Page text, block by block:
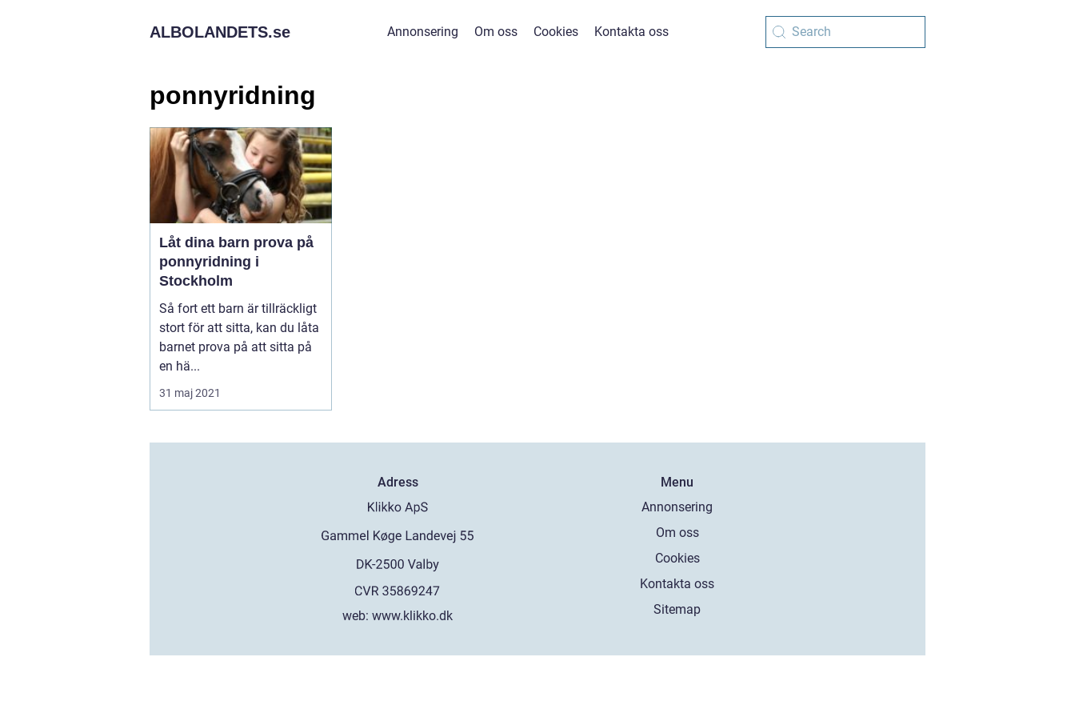
ALBOLANDETS.se Annonsering Om oss Cookies Kontakta oss
ponnyridning
Låt dina barn prova på
ponnyridning i
Stockholm
Så fort ett barn är tillräckligt
stort för att sitta, kan du låta
barnet prova på att sitta på
en hä...
31 maj 2021
Adress
web:www.klikko.dk
Menu
Annonsering
Om oss
Cookies
Kontakta oss
Sitemap